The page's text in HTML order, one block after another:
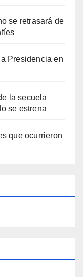
se retrasará de
Presidencia en
la secuela
se estrena
que ocurrieron